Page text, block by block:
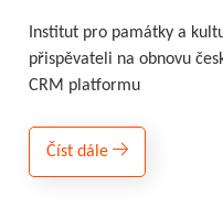
Institut pro památky a
přispěvateli na obnovu
CRM platformu
Číst dále